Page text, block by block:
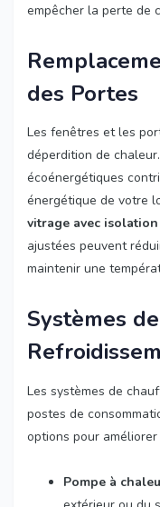
empêcher la perte de
des Portes
Les fenêtres et les
déperdition de
écoénergétiques
énergétique de votre
vitrage avec
ajustées peuvent
maintenir une
Systèmes
Les systèmes de
postes de
options pour
Pompe à